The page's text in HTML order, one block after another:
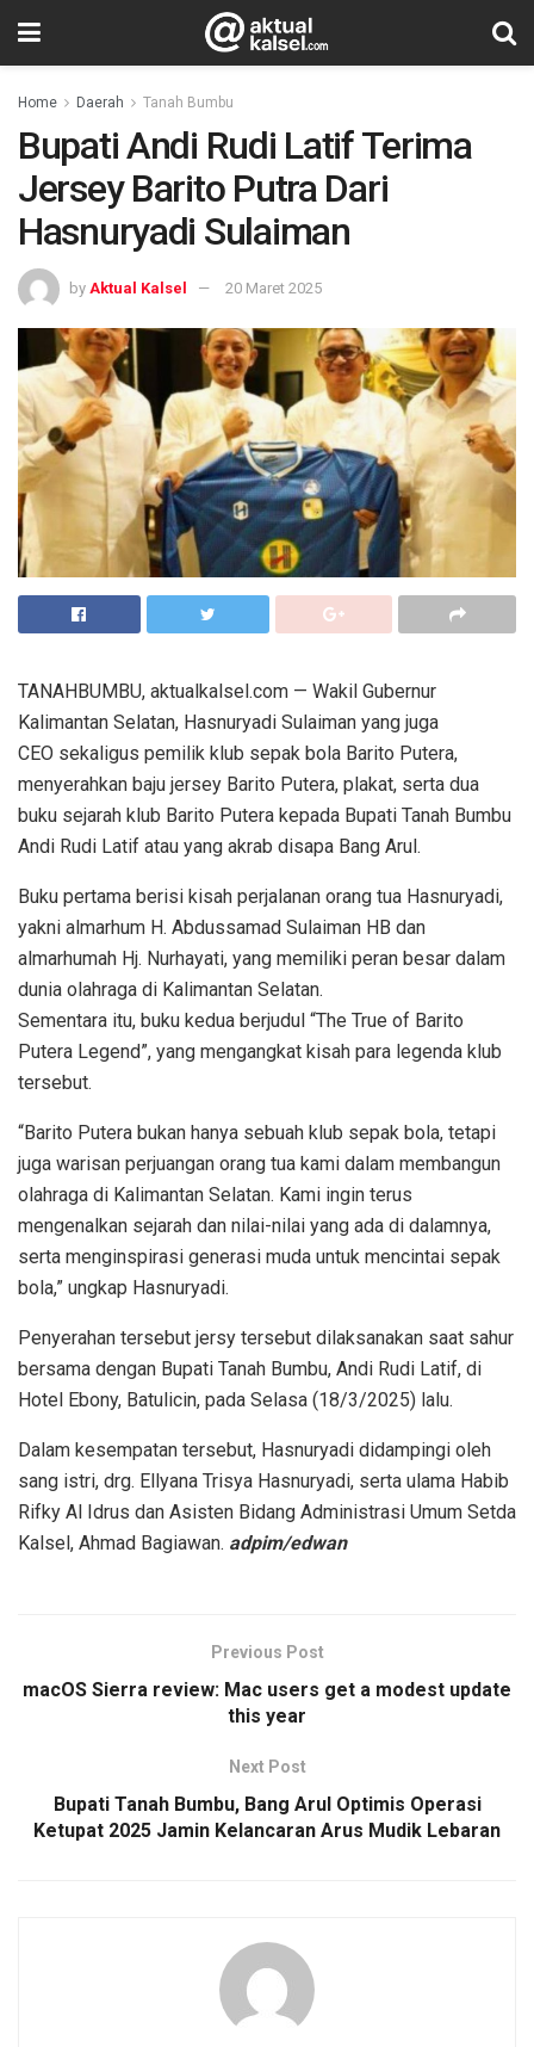
Home Daerah Tanah Bumbu
Bupati Andi Rudi Latif Terima
Jersey Barito Putra Dari
Hasnuryadi Sulaiman
by Aktual Kalsel 20 Maret 2025
TANAHBUMBU, aktualkalsel.com — Wakil Gubernur
Kalimantan Selatan, Hasnuryadi Sulaiman yang juga
CEO sekaligus pemilik klub sepak bola Barito Putera,
menyerahkan baju jersey Barito Putera, plakat, serta dua
buku sejarah klub Barito Putera kepada Bupati Tanah Bumbu
Andi Rudi Latif atau yang akrab disapa Bang Arul.
Buku pertama berisi kisah perjalanan orang tua Hasnuryadi,
yakni almarhum H. Abdussamad Sulaiman HB dan
almarhumah Hj. Nurhayati, yang memiliki peran besar dalam
dunia olahraga di Kalimantan Selatan.
Sementara itu, buku kedua berjudul “The True of Barito
Putera Legend”, yang mengangkat kisah para legenda klub
tersebut.
“Barito Putera bukan hanya sebuah klub sepak bola, tetapi
juga warisan perjuangan orang tua kami dalam membangun
olahraga di Kalimantan Selatan. Kami ingin terus
mengenalkan sejarah dan nilai-nilai yang ada di dalamnya,
serta menginspirasi generasi muda untuk mencintai sepak
bola,” ungkap Hasnuryadi.
Penyerahan tersebut jersy tersebut dilaksanakan saat sahur
bersama dengan Bupati Tanah Bumbu, Andi Rudi Latif, di
Hotel Ebony, Batulicin, pada Selasa (18/3/2025) lalu.
Dalam kesempatan tersebut, Hasnuryadi didampingi oleh
sang istri, drg. Ellyana Trisya Hasnuryadi, serta ulama Habib
Rifky Al Idrus dan Asisten Bidang Administrasi Umum Setda
Kalsel, Ahmad Bagiawan. adpim/edwan
Previous Post
macOS Sierra review: Mac users get a modest update
this year
Next Post
Bupati Tanah Bumbu, Bang Arul Optimis Operasi
Ketupat 2025 Jamin Kelancaran Arus Mudik Lebaran